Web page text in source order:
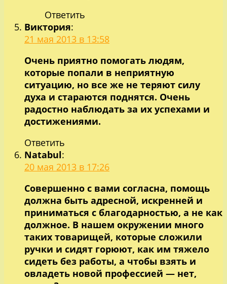
Ответить
Виктория:
21 мая 2013 в 13:58
Очень приятно помогать людям,
которые попали в неприятную
ситуацию, но все же не теряют силу
духа и стараются поднятся. Очень
радостно наблюдать за их успехами и
достижениями.
Ответить
Natabul:
20 мая 2013 в 17:26
Совершенно с вами согласна, помощь
должна быть адресной, искренней и
приниматься с благодарностью, а не как
должное. В нашем окружении много
таких товарищей, которые сложили
ручки и сидят горюют, как им тяжело
сидеть без работы, а чтобы взять и
овладеть новой профессией — нет,